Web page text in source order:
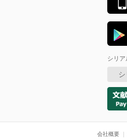
シリ
会社概要